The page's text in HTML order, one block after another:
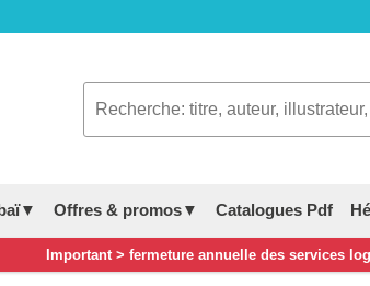
Offres & promos▼ Catalogues Pdf
Important > fermeture annuelle des services